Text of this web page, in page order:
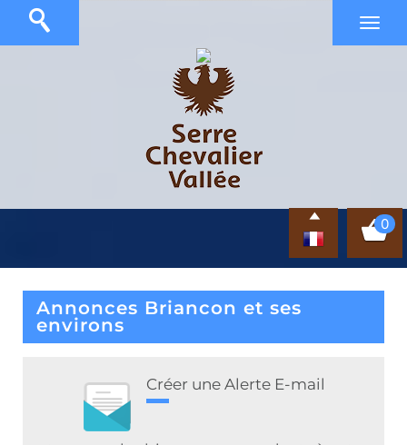
0
Annonces Briancon et ses
environs
Créer une Alerte E-mail